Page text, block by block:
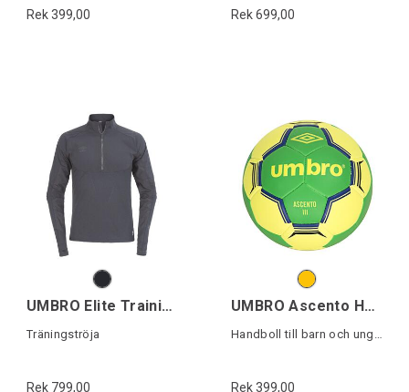
Rek 399,00 Rek 699,00
UMBRO Elite Training Half Zip
Träningströja
Rek 799,00
UMBRO Ascento Handboll
Rek 399,00